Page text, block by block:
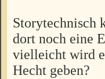
Storytechnisch
dort noch eine
vielleicht wird
Hecht geben?